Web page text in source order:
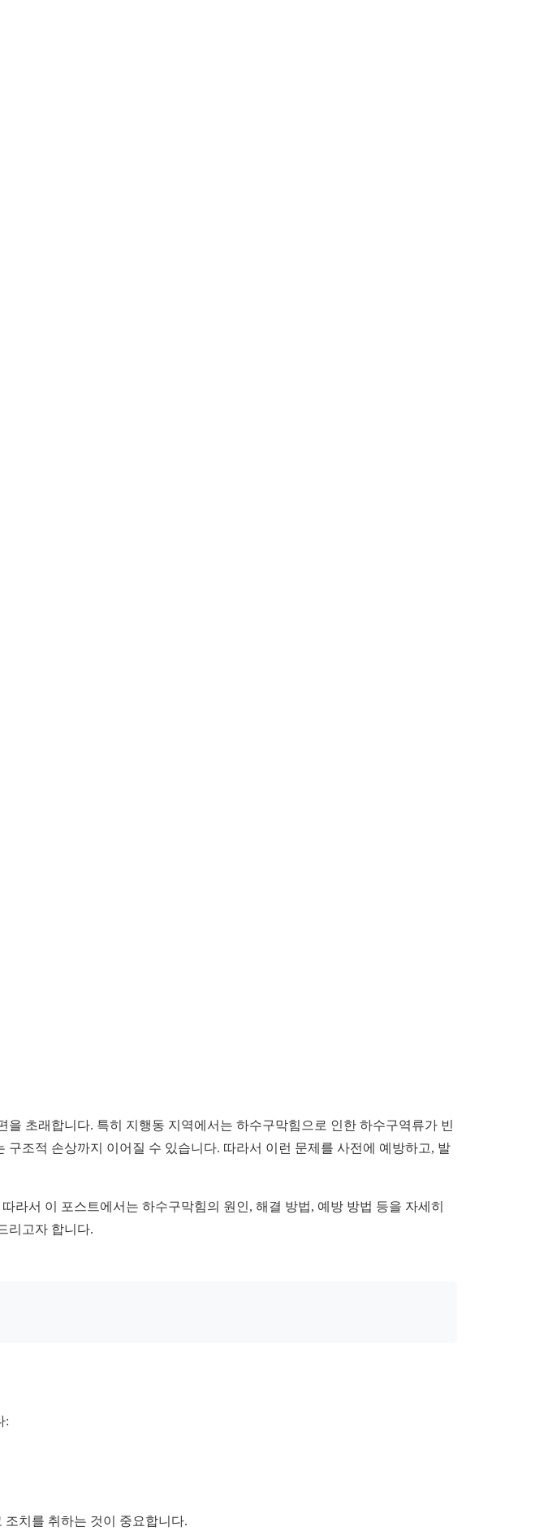
초래합니다. 특히 지행동 지역에서는 하수구막힘으로 인한 하수구역류가 빈
조적 손상까지 이어질 수 있습니다. 따라서 이런 문제를 사전에 예방하고, 발
라서 이 포스트에서는 하수구막힘의 원인, 해결 방법, 예방 방법 등을 자세히
리고자 합니다.
:
치를 취하는 것이 중요합니다.